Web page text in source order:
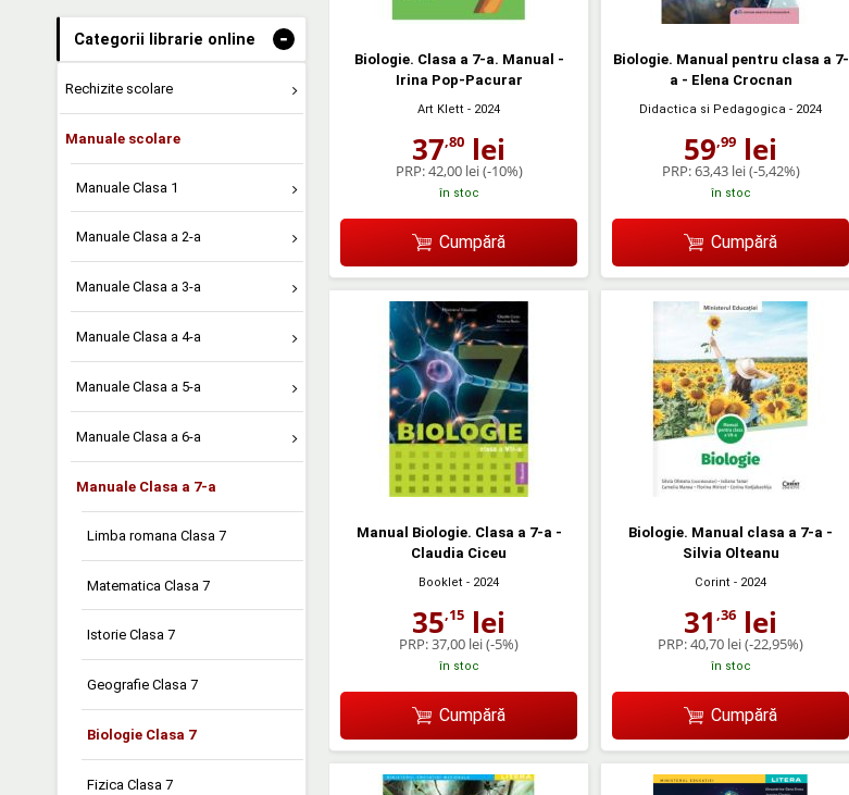
Categorii librarie online -
Rechizite scolare
Manuale scolare
Manuale Clasa 1
Manuale Clasa a 2-a
Manuale Clasa a 3-a
Manuale Clasa a 4-a
Manuale Clasa a 5-a
Manuale Clasa a 6-a
Manuale Clasa a 7-a
Limba romana Clasa 7
Matematica Clasa 7
Istorie Clasa 7
Geografie Clasa 7
Biologie Clasa 7
Fizica Clasa 7
Biologie. Clasa a 7-a. Manual -
Irina Pop-Pacurar
Art Klett - 2024
37,80 lei
PRP:42,00 lei(-10%)
în stoc
Cumpără
Biologie. Manual pentru clasa a 7-
a - Elena Crocnan
Didactica si Pedagogica - 2024
59,99 lei
PRP:63,43 lei(-5,42%)
în stoc
Cumpără
Manual Biologie. Clasa a 7-a -
Claudia Ciceu
Booklet - 2024
35,15 lei
PRP:37,00 lei(-5%)
în stoc
Cumpără
Biologie. Manual clasa a 7-a -
Silvia Olteanu
Corint - 2024
31 ,36 lei
PRP:40,70 lei(-22,95%)
în stoc
Cumpără